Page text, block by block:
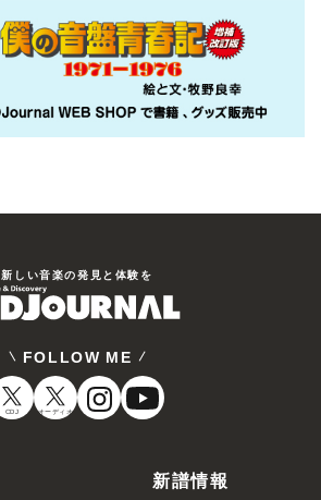
新しい⾳楽の発⾒と体験を
FOLLOW ME
CDJ オーディオ
新譜情報